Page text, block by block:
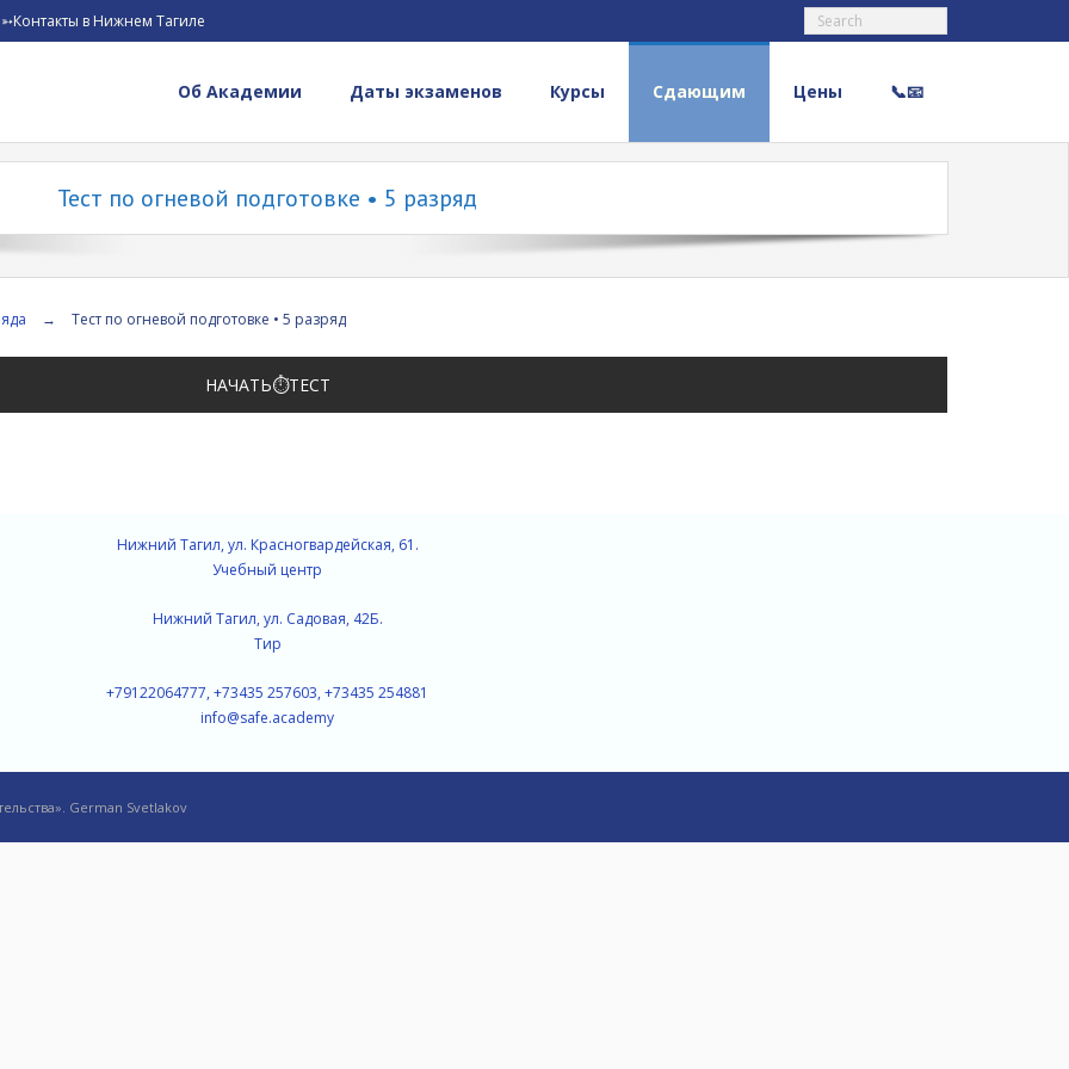
➳Контакты в Нижнем Тагиле
Об Академии Даты экзаменов Курсы Сдающим Цены 📞📧
Тест по огневой подготовке • 5 разряд
→ Тест по огневой подготовке • 5 разряд
НАЧАТЬ⏱️ТЕСТ
Нижний Тагил, ул. Красногвардейская, 61.
Учебный центр
Нижний Тагил, ул. Садовая, 42Б.
Тир
+79122064777, +73435 257603, +73435 254881
info@safe.academy
German Svetlakov